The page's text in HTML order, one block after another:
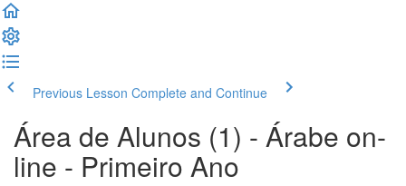
Previous Lesson Complete and Continue
Área de Alunos (1) - Árabe on-
line - Primeiro Ano